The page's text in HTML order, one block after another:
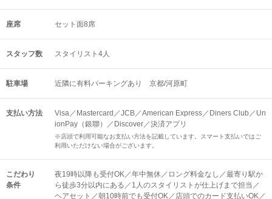
座席 セット面8席
スタッフ数 スタイリスト4人
駐車場 近隣に有料パーキングあり 京都/河原町
支払い方法
Visa／Mastercard／JCB／American Express／Diners Club／Un
ionPay（銀聯）／Discover／決済アプリ
※店頭で利用可能なお支払い方法を記載しています。スマート支払いではご
利用いただけない場合がございます。
こだわり
条件
夜19時以降も受付OK／年中無休／ロング料金なし／最寄り駅か
ら徒歩3分以内にある／1人のスタイリストが仕上げまで担当／
ヘアセット／朝10時前でも受付OK／店頭でのカード支払いOK／